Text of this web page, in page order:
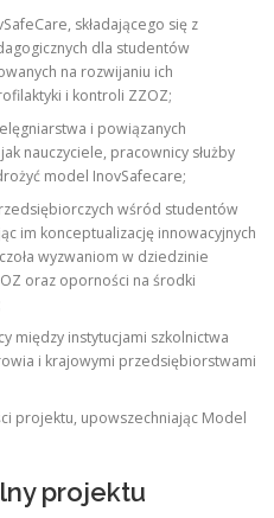
składającego się z
dla studentów
na rozwijaniu ich
i kontroli ZZOZ;
i powiązanych
nauczyciele, pracownicy służby
model InovSafecare;
wśród studentów
im konceptualizację innowacyjnych
wyzwaniom w dziedzinie
oraz oporności na środki
między instytucjami szkolnictwa
i krajowymi przedsiębiorstwami
projektu, upowszechniając Model
projektu